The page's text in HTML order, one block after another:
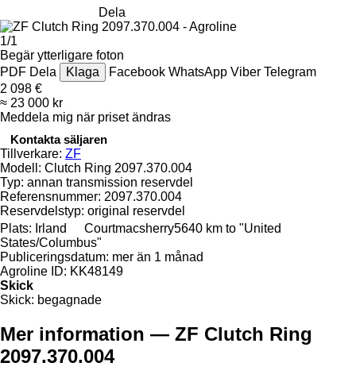
Dela
1/1
Begär ytterligare foton
PDF Dela Klaga Facebook WhatsApp Viber Telegram
2 098 €
≈ 23 000 kr
Meddela mig när priset ändras
Kontakta säljaren
Tillverkare: ZF
Modell: Clutch Ring 2097.370.004
Typ: annan transmission reservdel
Referensnummer: 2097.370.004
Reservdelstyp: original reservdel
Plats: Irland Courtmacsherry5640 km to "United
States/Columbus"
Publiceringsdatum: mer än 1 månad
Agroline ID: KK48149
Skick
Skick: begagnade
Mer information — ZF Clutch Ring
2097.370.004